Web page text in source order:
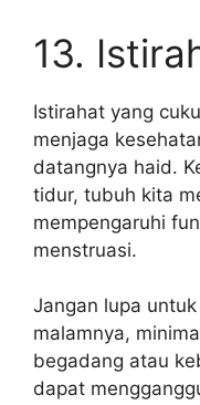
13.
Istirahat yang
menjaga
datangnya haid.
tidur, tubuh kita
mempengaruhi
menstruasi.
Jangan lupa
malamnya,
begadang atau
dapat